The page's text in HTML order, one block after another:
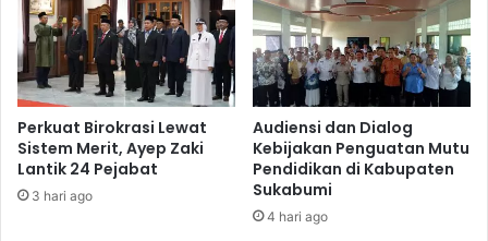
Perkuat Birokrasi Lewat
Sistem Merit, Ayep Zaki
Lantik 24 Pejabat
3 hari ago
Audiensi dan Dialog
Kebijakan Penguatan Mutu
Pendidikan di Kabupaten
Sukabumi
4 hari ago